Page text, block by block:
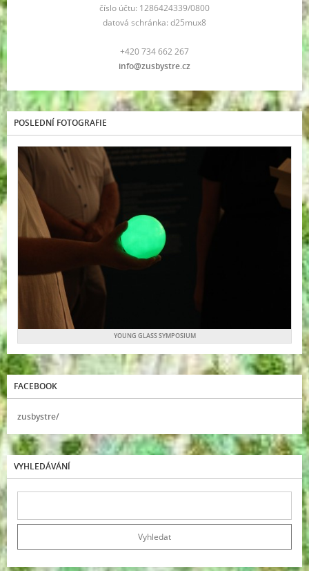
číslo účtu: 1286424339/0800
datová schránka: d25mux8
+420 734 662 267
info@zusbystre.cz
POSLEDNÍ FOTOGRAFIE
YOUNG GLASS SYMPOSIUM
FACEBOOK
zusbystre/
VYHLEDÁVÁNÍ